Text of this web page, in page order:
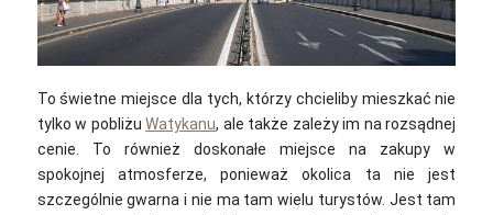
To świetne miejsce dla tych, którzy chcieliby mieszkać nie
tylko w pobliżuWatykanu, ale także zależy im na rozsądnej
cenie. To również doskonałe miejsce na zakupy w
spokojnej atmosferze, ponieważ okolica ta nie jest
szczególnie gwarna i nie ma tam wielu turystów. Jest tam